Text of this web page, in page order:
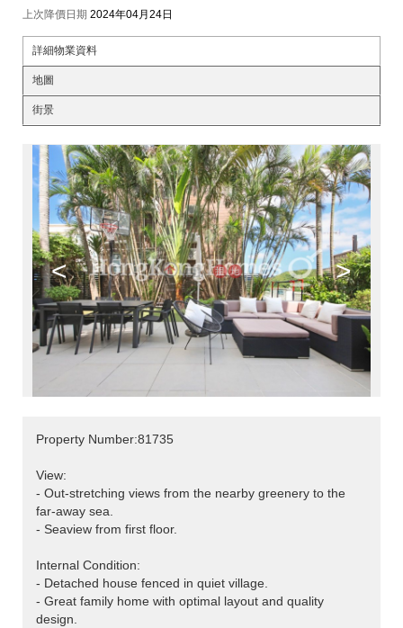
上次降價日期 2024年04月24日
詳細物業資料
地圖
街景
< >
Property Number:81735
View:
- Out-stretching views from the nearby greenery to the
far-away sea.
- Seaview from first floor.
Internal Condition:
- Detached house fenced in quiet village.
- Great family home with optimal layout and quality
design.